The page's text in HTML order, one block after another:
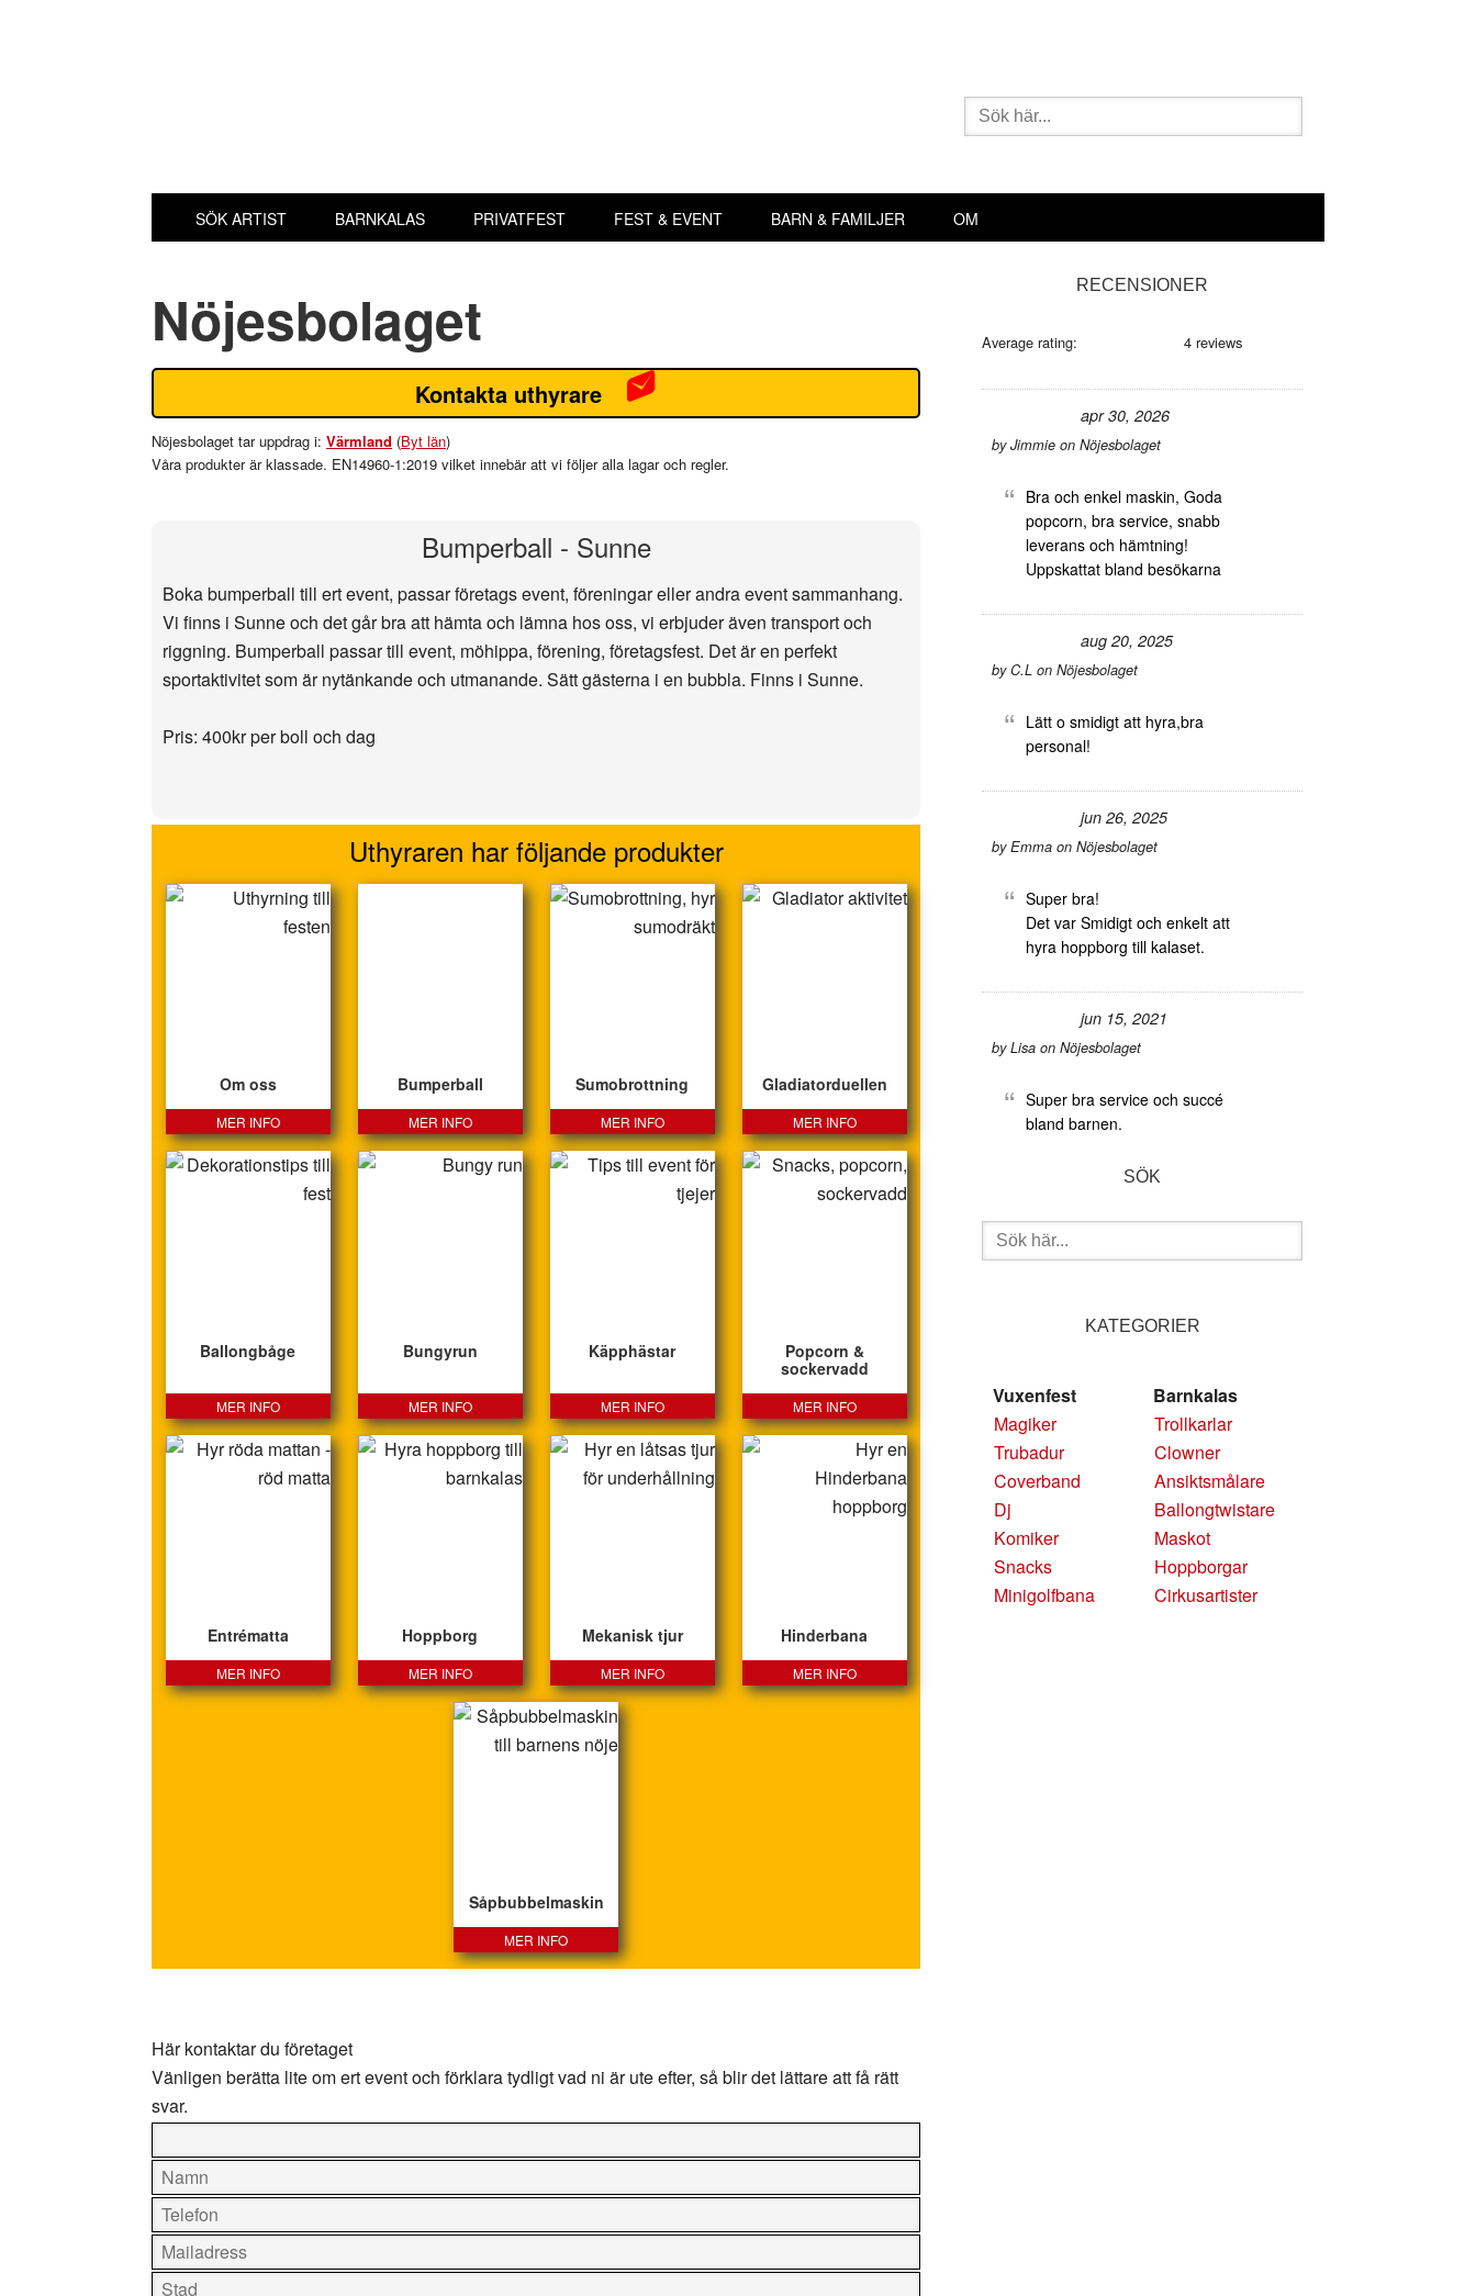
Sök
efter:
SÖK ARTIST BARNKALAS PRIVATFEST FEST & EVENT BARN & FAMILJER OM
Nöjesbolaget
Kontakta uthyrare
Nöjesbolaget tar uppdrag i: Värmland (Byt län)
Våra produkter är klassade. EN14960-1:2019 vilket innebär att vi följer alla lagar och regler.
Bumperball - Sunne
Boka bumperball till ert event, passar företags event, föreningar eller andra event sammanhang.
Vi finns i Sunne och det går bra att hämta och lämna hos oss, vi erbjuder även transport och
riggning. Bumperball passar till event, möhippa, förening, företagsfest. Det är en perfekt
sportaktivitet som är nytänkande och utmanande. Sätt gästerna i en bubbla. Finns i Sunne.
Pris: 400kr per boll och dag
Uthyraren har följande produkter
Om oss
MER INFO
Bumperball
MER INFO
Sumobrottning
MER INFO
Gladiatorduellen
MER INFO
Ballongbåge
MER INFO
Bungyrun
MER INFO
Käpphästar
MER INFO
Popcorn &
sockervadd
MER INFO
Entrématta
MER INFO
Hoppborg
MER INFO
Mekanisk tjur
MER INFO
Hinderbana
MER INFO
Såpbubbelmaskin
MER INFO
Här kontaktar du företaget
Vänligen berätta lite om ert event och förklara tydligt vad ni är ute efter, så blir det lättare att få rätt
svar.
RECENSIONER
Average rating: 4 reviews
apr 30, 2026
byJimmie on Nöjesbolaget
Bra och enkel maskin, Goda
popcorn, bra service, snabb
leverans och hämtning!
Uppskattat bland besökarna
aug 20, 2025
byC.L on Nöjesbolaget
Lätt o smidigt att hyra,bra
personal!
jun 26, 2025
byEmma on Nöjesbolaget
Super bra!
Det var Smidigt och enkelt att
hyra hoppborg till kalaset.
jun 15, 2021
byLisa on Nöjesbolaget
Super bra service och succé
bland barnen.
SÖK
Sök
efter:
KATEGORIER
Vuxenfest
Magiker
Trubadur
Coverband
Dj
Komiker
Snacks
Minigolfbana
Barnkalas
Trollkarlar
Clowner
Ansiktsmålare
Ballongtwistare
Maskot
Hoppborgar
Cirkusartister